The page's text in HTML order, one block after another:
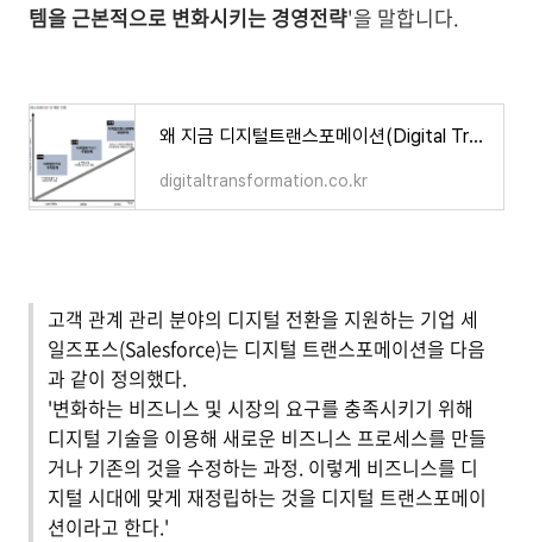
템을 근본적으로 변화시키는 경영전략'을 말합니다.
왜 지금 디지털트랜스포메이션(Digital Transformation)인가?(1편)
digitaltransformation.co.kr
고객 관계 관리 분야의 디지털 전환을 지원하는 기업 세
일즈포스(Salesforce)는 디지털 트랜스포메이션을 다음
과 같이 정의했다.
'변화하는 비즈니스 및 시장의 요구를 충족시키기 위해
디지털 기술을 이용해 새로운 비즈니스 프로세스를 만들
거나 기존의 것을 수정하는 과정. 이렇게 비즈니스를 디
지털 시대에 맞게 재정립하는 것을 디지털 트랜스포메이
션이라고 한다.'